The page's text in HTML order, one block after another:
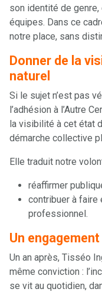
son identité de
équipes. Dans ce
notre place, sans
Donner de la
naturel
Si le sujet n’est pas
l’adhésion à l’Autre
la visibilité à cet état
démarche collective
Elle traduit notre
réaffirmer
contribuer à faire
professionnel.
Un
Un an après, Tisséo
même conviction :
se vit au quotidien,